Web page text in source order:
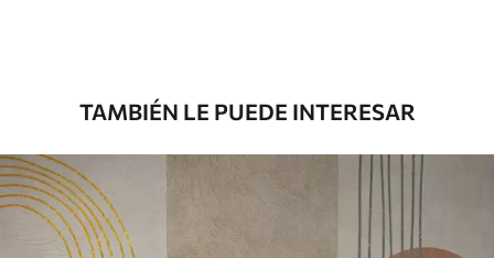
Vinilo Premium
48.3329.00$/m²
TAMBIÉN LE PUEDE INTERESAR